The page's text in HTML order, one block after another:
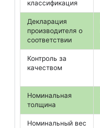
классификация
Декларация
производителя о
соответствии
Контроль за
качеством
Номинальная
толщина
Номинальный вес